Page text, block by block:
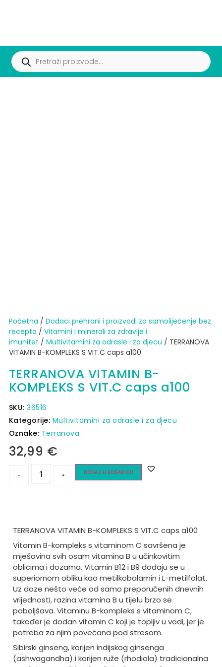
Početna / Dodaci prehrani i proizvodi za samoliječenje bez
recepta / Vitamini i minerali za zdravlje i
imunitet / Multivitamini za odrasle i za djecu / TERRANOVA
VITAMIN B-KOMPLEKS S VIT.C caps a100
TERRANOVA VITAMIN B-
KOMPLEKS S VIT.C caps a100
SKU:36516
Kategorije: Multivitamini za odrasle i za djecu
Oznake: Terranova
32,99 €
- + DODAJ U KOŠARICU
TERRANOVA VITAMIN B-KOMPLEKS S VIT.C caps a100
Vitamin B-kompleks s vitaminom C savršena je
mješavina svih osam vitamina B u učinkovitim
oblicima i dozama. Vitamin B12 i B9 dodaju se u
superiornom obliku kao metilkobalamin i L-metilfolat.
Uz doze nešto veće od samo preporučenih dnevnih
vrijednosti, razina vitamina B u tijelu brzo se
poboljšava. Vitaminu B-kompleks s vitaminom C,
također je dodan vitamin C koji je topljiv u vodi, jer je
potreba za njim povećana pod stresom.
Sibirski ginseng, korijen indijskog ginsenga
(ashwagandha) i korijen ruže (rhodiola) tradicionalna